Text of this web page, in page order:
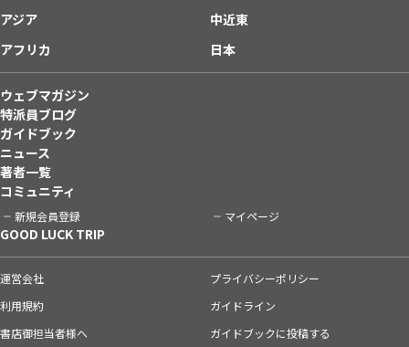
アジア
中近東
アフリカ
日本
ウェブマガジン
特派員ブログ
ガイドブック
ニュース
著者一覧
コミュニティ
新規会員登録 マイページ
GOOD LUCK TRIP
運営会社
プライバシーポリシー
利用規約
ガイドライン
書店御担当者様へ
ガイドブックに投稿する